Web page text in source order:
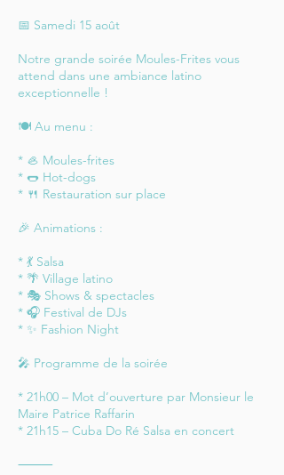
📅 Samedi 15 août
Notre grande soirée Moules-Frites vous
attend dans une ambiance latino
exceptionnelle !
🍽️ Au menu :
* 🦪 Moules-frites
* 🌭 Hot-dogs
* 🍴 Restauration sur place
🎉 Animations :
* 💃 Salsa
* 🌴 Village latino
* 🎭 Shows & spectacles
* 🎧 Festival de DJs
* ✨ Fashion Night
🎤 Programme de la soirée
* 21h00 – Mot d’ouverture par Monsieur le
Maire Patrice Raffarin
* 21h15 – Cuba Do Ré Salsa en concert
⸻